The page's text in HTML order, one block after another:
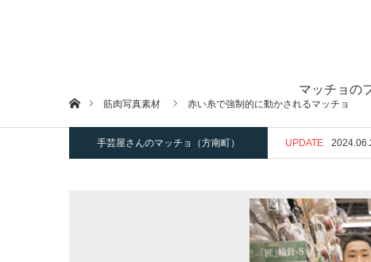
マッチョの
ホーム筋肉写真素材 赤い糸で強制的に動かされるマッチョ
手芸屋さんのマッチョ（方南町） UPDATE